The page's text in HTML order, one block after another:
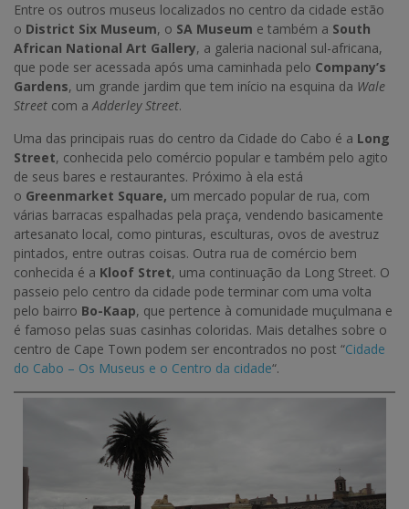
Entre os outros museus localizados no centro da cidade estão
o District Six Museum, o SA Museum e também a South
African National Art Gallery, a galeria nacional sul-africana,
que pode ser acessada após uma caminhada pelo Company’s
Gardens, um grande jardim que tem início na esquina da Wale
Street com aAdderley Street.
Uma das principais ruas do centro da Cidade do Cabo é a Long
Street, conhecida pelo comércio popular e também pelo agito
de seus bares e restaurantes. Próximo à ela está
o Greenmarket Square, um mercado popular de rua, com
várias barracas espalhadas pela praça, vendendo basicamente
artesanato local, como pinturas, esculturas, ovos de avestruz
pintados, entre outras coisas. Outra rua de comércio bem
conhecida é a Kloof Stret, uma continuação da Long Street. O
passeio pelo centro da cidade pode terminar com uma volta
pelo bairro Bo-Kaap, que pertence à comunidade muçulmana e
é famoso pelas suas casinhas coloridas. Mais detalhes sobre o
centro de Cape Town podem ser encontrados no post “Cidade
do Cabo – Os Museus e o Centro da cidade“.